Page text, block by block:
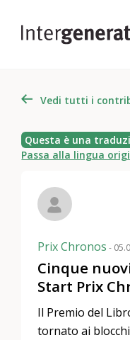
Vedi tutti i
Questa è una
Passa alla lingua
Prix Chronos -
Cinque
Start Prix
Il Premio del
tornato ai